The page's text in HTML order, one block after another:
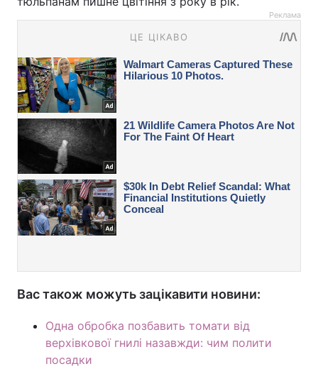
Реклама
Вас також можуть зацікавити новини:
Одна обробка позбавить томати від
верхівкової гнилі назавжди: чим полити
посадки